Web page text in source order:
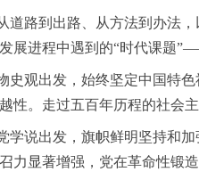
路到出路、从方法到办法，
展进程中遇到的“时代课题
观出发，始终坚定中国特色
性。走过五百年历程的社会
说出发，旗帜鲜明坚持和加
力显著增强，党在革命性锻